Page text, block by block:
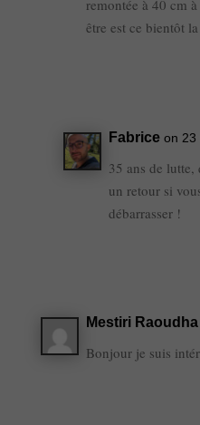
remontée à 40 cm
être est ce bientôt
Fabrice on 23
35 ans de
un retour si
débarrasser !
Mestiri Raoudha
Bonjour je suis